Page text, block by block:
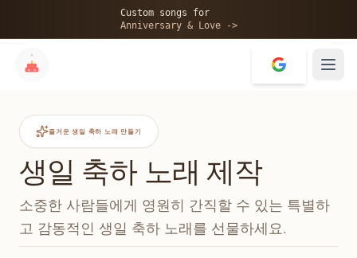
Custom songs for
Anniversary & Love ->
즐거운 생일 축하 노래 만들기
생일 축하 노래 제작
소중한 사람들에게 영원히 간직할 수 있는 특별하
고 감동적인 생일 축하 노래를 선물하세요.